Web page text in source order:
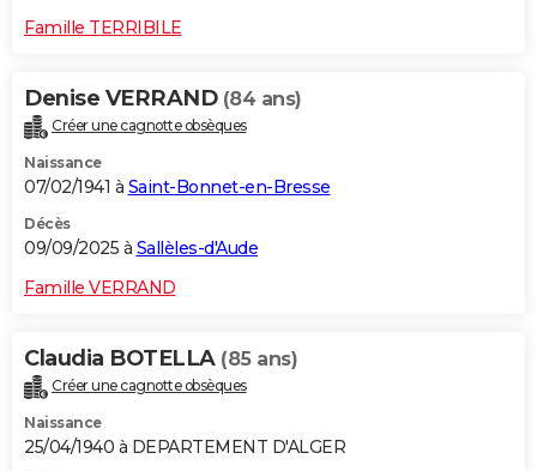
Famille TERRIBILE
Denise VERRAND (84 ans)
Créer une cagnotte obsèques
Naissance
07/02/1941 à Saint-Bonnet-en-Bresse
Décès
09/09/2025 à Sallèles-d'Aude
Famille VERRAND
Claudia BOTELLA (85 ans)
Créer une cagnotte obsèques
Naissance
25/04/1940 à DEPARTEMENT D'ALGER